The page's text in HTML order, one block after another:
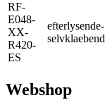
RF-
E048-
XX-
R420-
ES
efterlysende-
Webshop